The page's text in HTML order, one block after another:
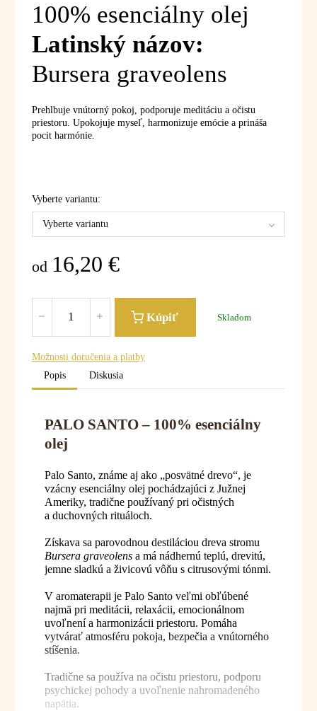
100% esenciálny olej
Latinský názov:
Bursera graveolens
Prehlbuje vnútorný pokoj, podporuje meditáciu a očistu
priestoru. Upokojuje myseľ, harmonizuje emócie a prináša
pocit harmónie.
Vyberte variantu:
Vyberte variantu
od 16,20 €
Kúpiť Skladom
Možnosti doručenia a platby
Popis
Diskusia
PALO SANTO – 100% esenciálny
olej
Palo Santo, známe aj ako „posvätné drevo“, je
vzácny esenciálny olej pochádzajúci z Južnej
Ameriky, tradične používaný pri očistných
a duchovných rituáloch.
Získava sa parovodnou destiláciou dreva stromu
Bursera graveolensa má nádhernú teplú, drevitú,
jemne sladkú a živicovú vôňu s citrusovými tónmi.
V aromaterapii je Palo Santo veľmi obľúbené
najmä pri meditácii, relaxácii, emocionálnom
uvoľnení a harmonizácii priestoru. Pomáha
vytvárať atmosféru pokoja, bezpečia a vnútorného
stíšenia.
Tradične sa používa na očistu priestoru, podporu
psychickej pohody a uvoľnenie nahromadeného
napätia.